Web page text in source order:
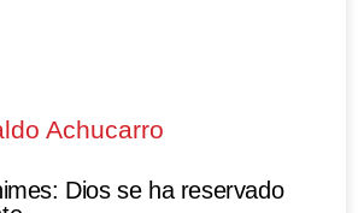
Achucarro
Dios se ha reservado